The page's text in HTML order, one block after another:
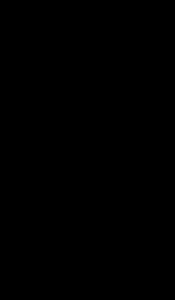
интерфейс, выбор
яркие и